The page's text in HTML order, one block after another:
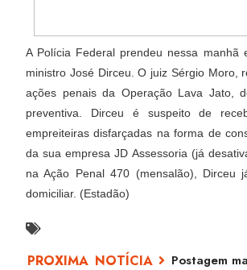
A Polícia Federal prendeu nessa manhã
ministro José Dirceu. O juiz Sérgio Moro,
ações penais da Operação Lava Jato,
preventiva. Dirceu é suspeito de
empreiteiras disfarçadas na forma de
da sua empresa JD Assessoria (já
na Ação Penal 470 (mensalão), Dirceu
domiciliar. (Estadão)
Postagem